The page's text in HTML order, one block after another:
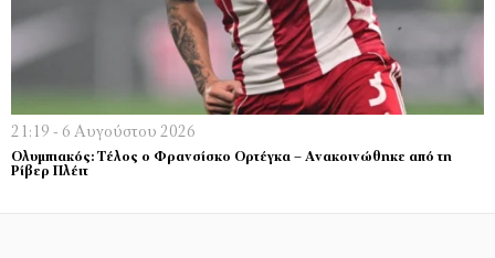
21:19 - 6 Αυγούστου 2026
Ολυμπιακός: Τέλος ο Φρανσίσκο Ορτέγκα – Ανακοινώθηκε από τη
Ρίβερ Πλέιτ